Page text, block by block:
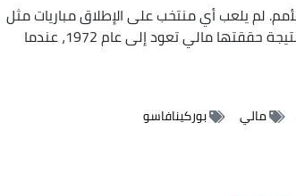
لم يلعب أي منتخب على الإطلاق مباريات مثل
مالي في المنافسة من دون الفوز باللقب (54 مباراة). أفضل نتيجة حققتها مالي تعود إلى عام 1972، عندما
مالي بوركينافاسو